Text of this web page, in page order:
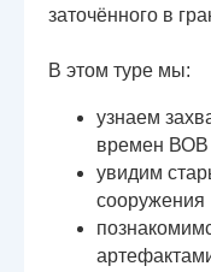
заточённого в
В этом туре мы:
узнаем
времен ВОВ
увидим
сооружения